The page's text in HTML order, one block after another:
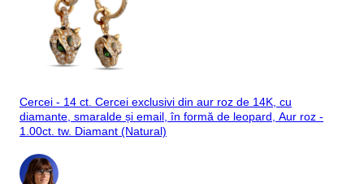
Cercei - 14 ct. Cercei exclusivi din aur roz de 14K, cu
diamante, smaralde și email, în formă de leopard, Aur roz -
1.00ct. tw. Diamant (Natural)